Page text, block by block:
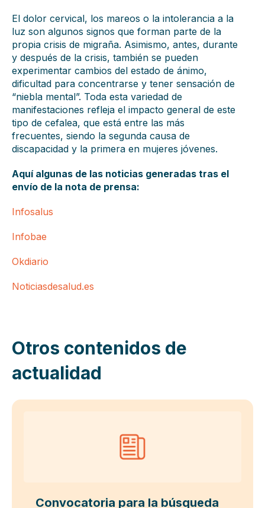
El dolor cervical, los mareos o la intolerancia a la
luz son algunos signos que forman parte de la
propia crisis de migraña. Asimismo, antes, durante
y después de la crisis, también se pueden
experimentar cambios del estado de ánimo,
dificultad para concentrarse y tener sensación de
“niebla mental”. Toda esta variedad de
manifestaciones refleja el impacto general de este
tipo de cefalea, que está entre las más
frecuentes, siendo la segunda causa de
discapacidad y la primera en mujeres jóvenes.
Aquí algunas de las noticias generadas tras el
envío de la nota de prensa:
Infosalus
Infobae
Okdiario
Noticiasdesalud.es
Otros contenidos de
actualidad
Convocatoria para la búsqueda